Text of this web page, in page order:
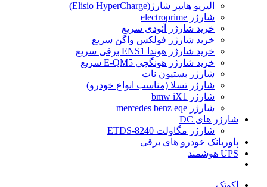
الیزیو هایپر شارژ(Elisio HyperCharge)
شارژر electroprime
خرید شارژر آئودی سریع
خرید شارژر فولکس واگن سریع
خرید شارژر هوندا ENS1 برقی سریع
خرید شارژر هونگچی E-QM5 سریع
شارژر بستیون نات
شارژر تسلا (مناسب انواع خودرو)
شارژر bmw iX1
شارژر mercedes benz eqe
شارژر های DC
شارژر مگاولت ETDS-8240
پاوربانک خودرو های برقی
UPS هوشمند
اکوتک